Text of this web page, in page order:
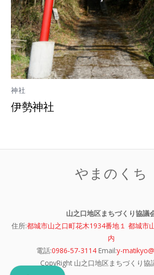
神社
伊勢神社
やまのくち
山之口地区まちづくり協議
住所:都城市山之口町花木1934番地１ 都城市
内
電話:0986‐57-3114 Email:y-
CopyRight 山之口地区まちづくり協